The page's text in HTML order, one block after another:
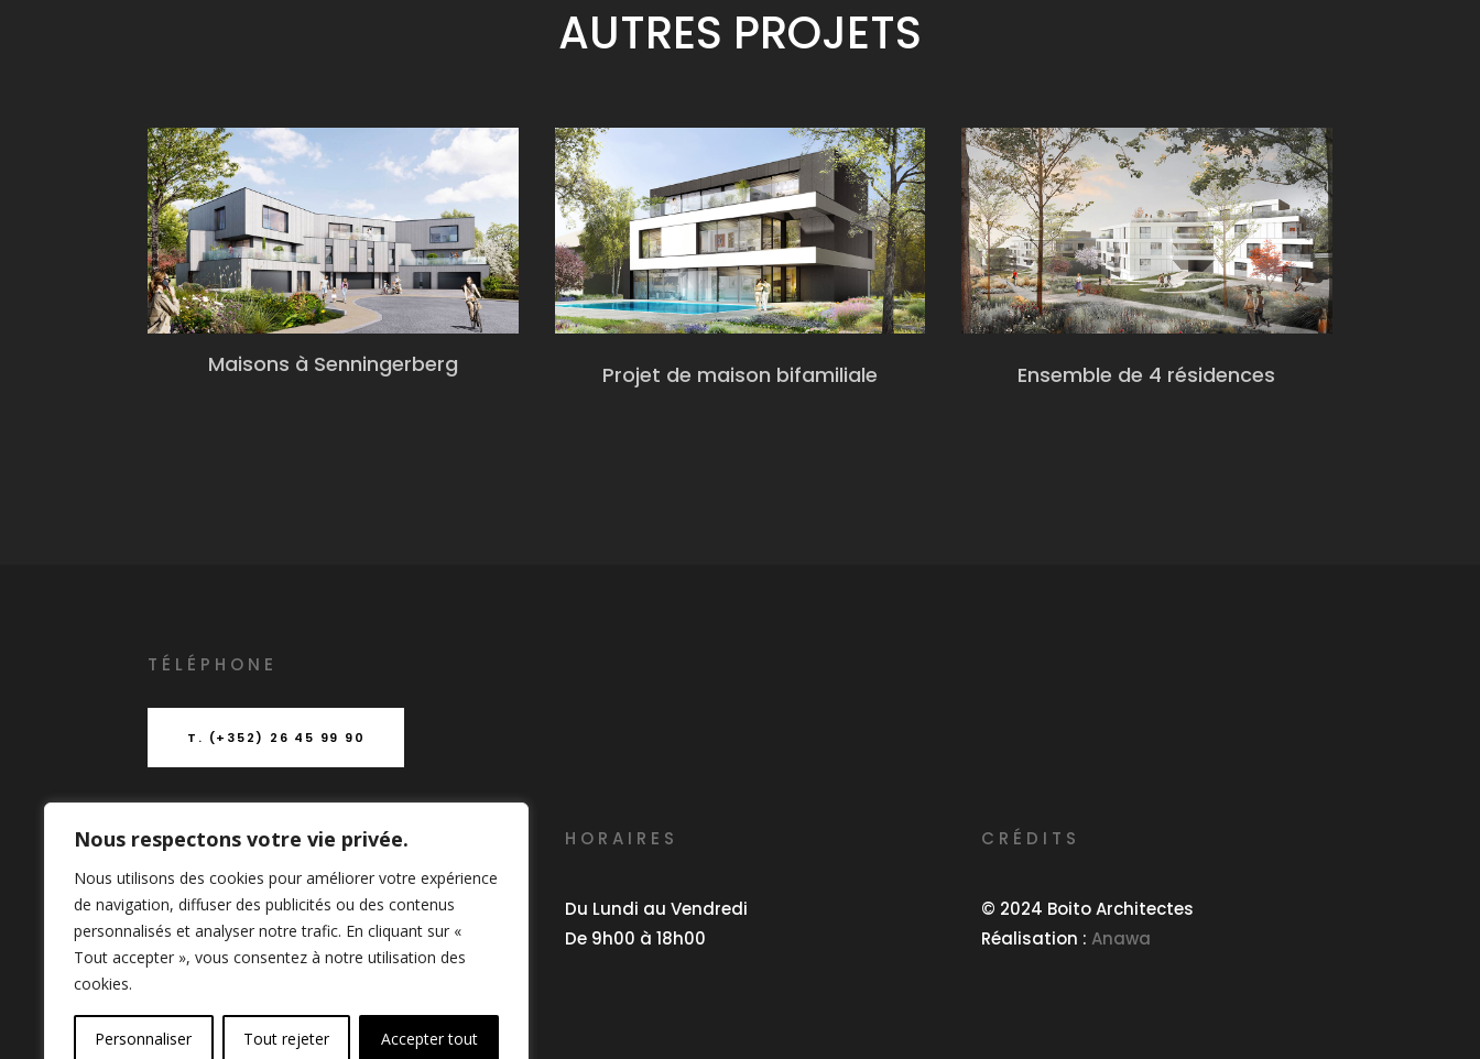
Nous respectons votre vie privée.
Nous utilisons des cookies pour améliorer votre expérience
de navigation, diffuser des publicités ou des contenus
personnalisés et analyser notre trafic. En cliquant sur «
Tout accepter », vous consentez à notre utilisation des
cookies.
Personnaliser Tout rejeter Accepter tout
AUTRES PROJETS
Maisons à Senningerberg Projet de maison bifamiliale Ensemble de 4 résidences
T É L É PHONE
T. (+352) 26 45 99 90
ADRESSE
153-155 Rue du Kiem (Entrée B)
L-8030 Strassen LUXEMBOURG
boito@archi.lu
HORAIRES
Du Lundi au Vendredi
De 9h00 à 18h00
CRÉDITS
© 2024 Boito Architectes
Réalisation : Anawa